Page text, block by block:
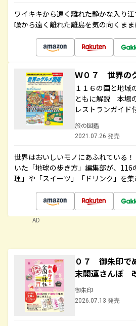
ワイキキから遠く離れた静かな入り
噪から遠く離れた離島を気の向くま
Ｗ０７ 世界の
１１６の国と地域
ともに解説 本場
レストランガイド
旅の図鑑
2021.07.26 発売
世界はおいしいモノにあふれている
いた「地球の歩き方」編集部が、116
理」や「スイーツ」「ドリンク」を集
AD
０７ 御朱印で
末開運さんぽ
御朱印
2026.07.13 発売